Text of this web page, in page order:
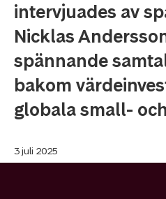
intervjuades av
Nicklas
spännande
bakom
globala small-
3 juli 2025